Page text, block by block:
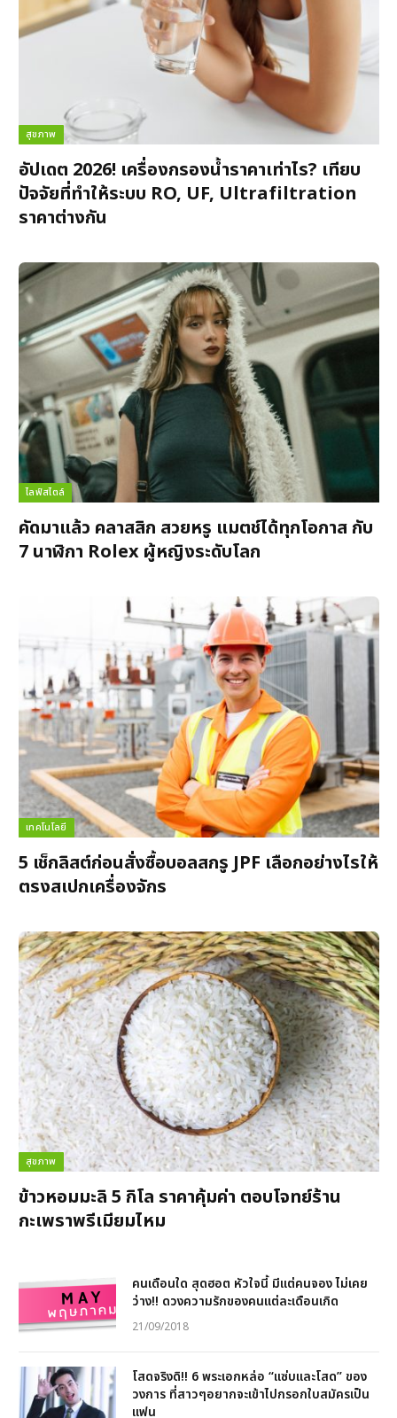
สุขภาพ
อัปเดต 2026! เครื่องกรองน้ำราคาเท่าไร? เทียบ
ปัจจัยที่ทำให้ระบบ RO, UF, Ultrafiltration
ราคาต่างกัน
ไลฟ์สไตล์
คัดมาแล้ว คลาสสิก สวยหรู แมตช์ได้ทุกโอกาส กับ
7 นาฬิกา Rolex ผู้หญิงระดับโลก
เทคโนโลยี
5 เช็กลิสต์ก่อนสั่งซื้อบอลสกรู JPF เลือกอย่างไรให้
ตรงสเปกเครื่องจักร
สุขภาพ
ข้าวหอมมะลิ 5 กิโล ราคาคุ้มค่า ตอบโจทย์ร้าน
กะเพราพรีเมียมไหม
คนเดือนใด สุดฮอต หัวใจนี้ มีแต่คนจอง ไม่เคย
ว่าง!! ดวงความรักของคนแต่ละเดือนเกิด
21/09/2018
โสดจริงดิ!! 6 พระเอกหล่อ “แซ่บและโสด” ของ
วงการ ที่สาวๆอยากจะเข้าไปกรอกใบสมัครเป็น
แฟน